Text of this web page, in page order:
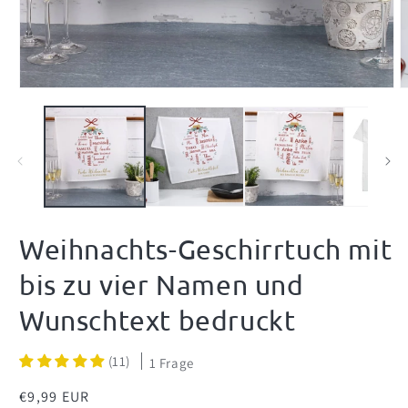
Modal
Weihnachts-Geschirrtuch mit
bis zu vier Namen und
Wunschtext bedruckt
(11) 1 Frage
Normaler
€9,99 EUR